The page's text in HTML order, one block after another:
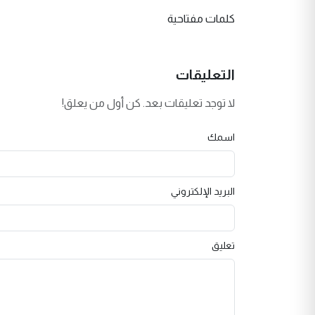
كلمات مفتاحية
التعليقات
لا توجد تعليقات بعد. كن أول من يعلق!
اسمك
البريد الإلكتروني
تعليق